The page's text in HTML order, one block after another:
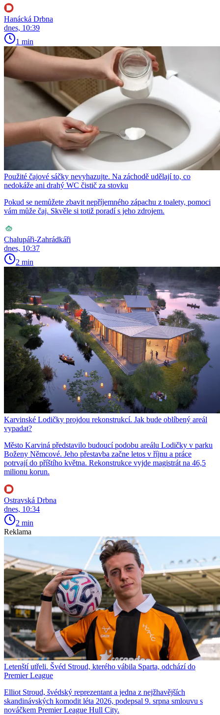
Hanácká Drbna
dnes, 10:39
1 min
Použité čajové sáčky nevyhazujte. Na záchodě udělají to, co
nedokáže ani drahý WC čistič za stovku
Pokud se nemůžete zbavit nepříjemného zápachu z toalety, pomoci
vám může čaj. Skvěle si totiž poradí s jeho zdrojem.
Chalupáři-Zahrádkáři
dnes, 10:37
2 min
Karvinské Lodičky projdou rekonstrukcí. Jak bude oblíbený areál
vypadat?
Město Karviná představilo budoucí podobu areálu Lodičky v parku
Boženy Němcové. Jeho přestavba začne letos v říjnu a práce
potrvají do příštího května. Rekonstrukce vyjde magistrát na 46,5
milionu korun.
Ostravská Drbna
dnes, 10:34
2 min
Reklama
Letenští utřeli. Švéd Stroud, kterého vábila Sparta, odchází do
Premier League
Elliot Stroud, švédský reprezentant a jedna z nejžhavějších
skandinávských komodit léta 2026, podepsal 9. srpna smlouvu s
nováčkem Premier League Hull City.